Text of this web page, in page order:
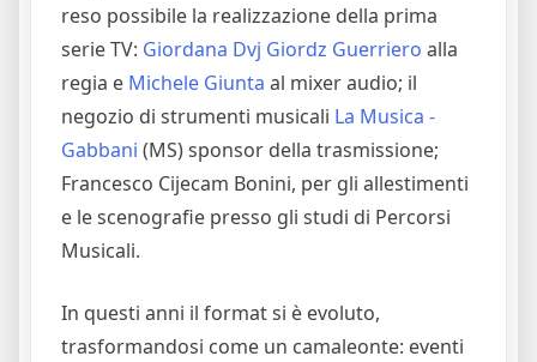
reso possibile la realizzazione della prima
serie TV: Giordana Dvj Giordz Guerriero alla
regia e Michele Giunta al mixer audio; il
negozio di strumenti musicali La Musica -
Gabbani (MS) sponsor della trasmissione;
Francesco Cijecam Bonini, per gli allestimenti
e le scenografie presso gli studi di Percorsi
Musicali.
In questi anni il format si è evoluto,
trasformandosi come un camaleonte: eventi